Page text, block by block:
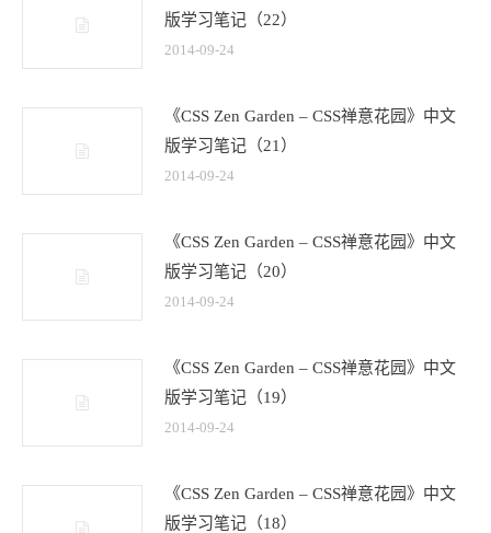
版学习笔记（22）
2014-09-24
《CSS Zen Garden – CSS禅意花园》中文
版学习笔记（21）
2014-09-24
《CSS Zen Garden – CSS禅意花园》中文
版学习笔记（20）
2014-09-24
《CSS Zen Garden – CSS禅意花园》中文
版学习笔记（19）
2014-09-24
《CSS Zen Garden – CSS禅意花园》中文
版学习笔记（18）